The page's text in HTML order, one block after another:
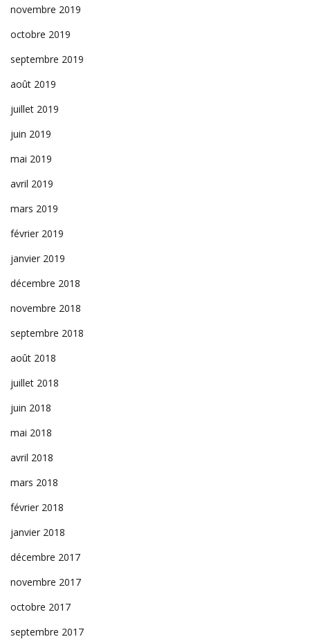
novembre 2019
octobre 2019
septembre 2019
août 2019
juillet 2019
juin 2019
mai 2019
avril 2019
mars 2019
février 2019
janvier 2019
décembre 2018
novembre 2018
septembre 2018
août 2018
juillet 2018
juin 2018
mai 2018
avril 2018
mars 2018
février 2018
janvier 2018
décembre 2017
novembre 2017
octobre 2017
septembre 2017